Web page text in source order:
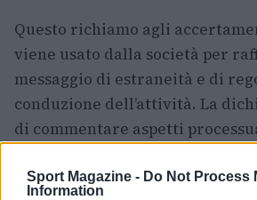
Sport Magazine - Do Not Process
Information
Questo richiamo agli
viene usato dalla società per
messaggio di estraneità e di
conduzione dell’attività. La
di commentare aspetti
l’intenzione di collaborare con